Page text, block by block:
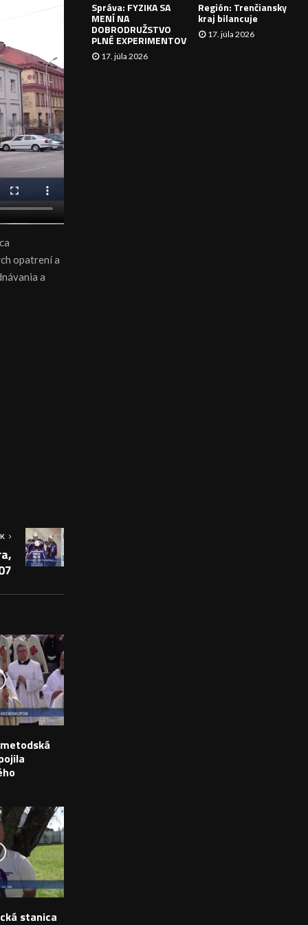
opatrení a
a
stanica
I
Správa: FYZIKA SA
MENÍ NA
DOBRODRUŽSTVO
PLNÉ EXPERIMENTOV
17. júla 2026
Región: Trenčiansky
kraj bilancuje
17. júla 2026